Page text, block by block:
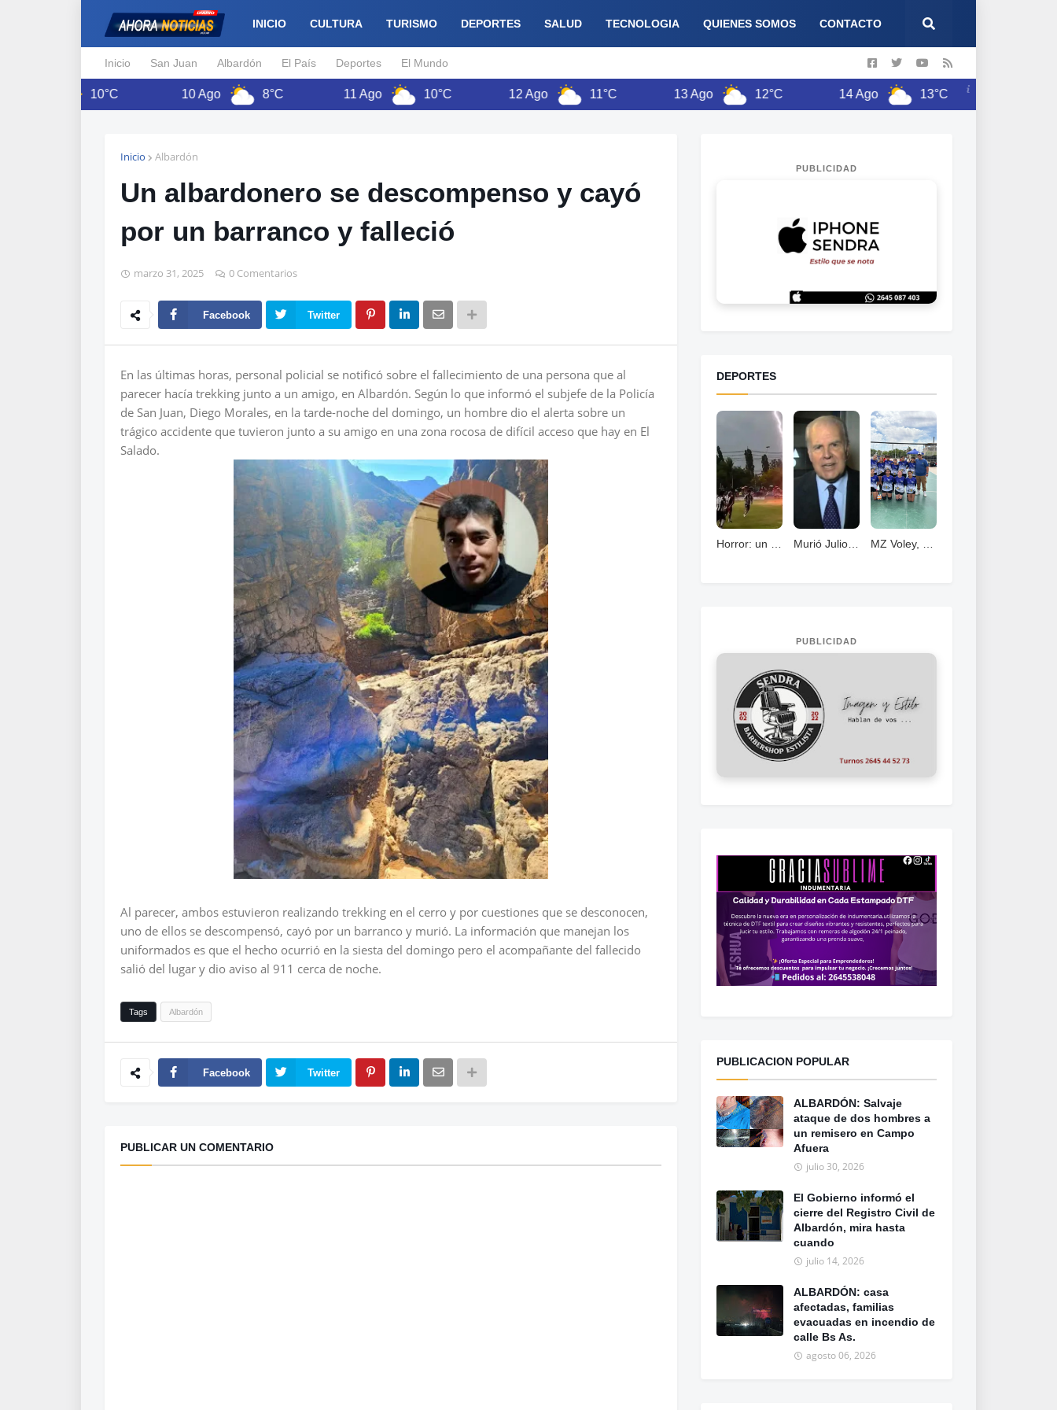
INICIO CULTURA TURISMO DEPORTES SALUD TECNOLOGIA QUIENES SOMOS CONTACTO
Inicio San Juan Albardón El País Deportes El Mundo
8°C 10°C 11°C 12°C 13°C 15 Ago
Inicio Albardón
Un albardonero se descompenso y cayó
por un barranco y falleció
marzo 31, 2025 0 Comentarios
Facebook Twitter
En las últimas horas, personal policial se notificó sobre el fallecimiento de una persona que al
parecer hacía trekking junto a un amigo, en Albardón. Según lo que informó el subjefe de la Policía
de San Juan, Diego Morales, en la tarde-noche del domingo, un hombre dio el alerta sobre un
trágico accidente que tuvieron junto a su amigo en una zona rocosa de difícil acceso que hay en El
Salado.
Al parecer, ambos estuvieron realizando trekking en el cerro y por cuestiones que se desconocen,
uno de ellos se descompensó, cayó por un barranco y murió. La información que manejan los
uniformados es que el hecho ocurrió en la siesta del domingo pero el acompañante del fallecido
salió del lugar y dio aviso al 911 cerca de noche.
Tags Albardón
Facebook Twitter
PUBLICAR UN COMENTARIO
PUBLICIDAD
DEPORTES
Horror: un jugador murió fulminado por un rayos . Murió Julio Ricardo, histórico periodista deportivo MZ Voley, esta cerrando un año con grandes logros
PUBLICIDAD
PUBLICACION POPULAR
ALBARDÓN: Salvaje
ataque de dos hombres a
un remisero en Campo
Afuera
julio 30, 2026
El Gobierno informó el
cierre del Registro Civil de
Albardón, mira hasta
cuando
julio 14, 2026
ALBARDÓN: casa
afectadas, familias
evacuadas en incendio de
calle Bs As.
agosto 06, 2026